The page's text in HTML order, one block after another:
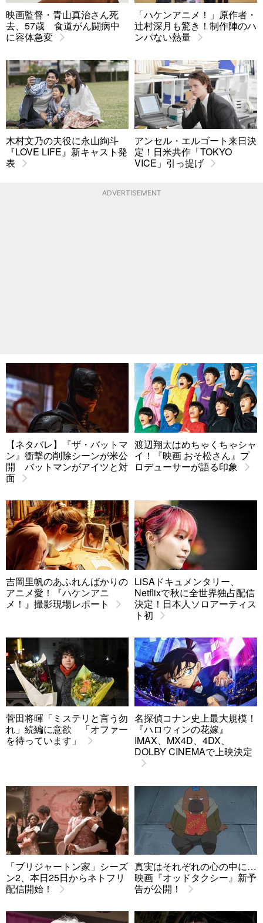
映画監督・青山真治さん死
去、57歳 食道がん闘病中
に容体急変
「ハケンアニメ！」原作者・
辻村深月も驚き！制作陣のハ
ンパない熱量
木村文乃の夫役に永山絢斗
『LOVE LIFE』新キャスト発
表
アンセル・エルゴート来日決
定！日米共作「TOKYO
VICE」引っ提げ
ADVERTISEMENT
【ネタバレ】『ザ・バットマ
ン』衝撃の削除シーンが米公
開 バットマンがアイツと対
面
渡辺翔太はめちゃくちゃシャ
イ！『映画 おそ松さん』プ
ロデューサーが語る印象
吉岡里帆のあふれんばかりの
アニメ愛！『ハケンアニ
メ！』撮影現場レポート
LiSAドキュメンタリー、
Netflixで秋に全世界独占配信
決定！日本人ソロアーティス
ト初
菅田将暉「ミステリと言う勿
れ」続編に意欲 「オファー
を待っています」
名探偵コナン史上最大規模！
『ハロウィンの花嫁』
IMAX、MX4D、4DX、
DOLBY CINEMAで上映決定
「ブリジャートン家」シーズ
ン2、本日25日からネトフリ
配信開始！
真実はそれぞれの心の中に…
映画『オッドタクシー』新予
告が公開！